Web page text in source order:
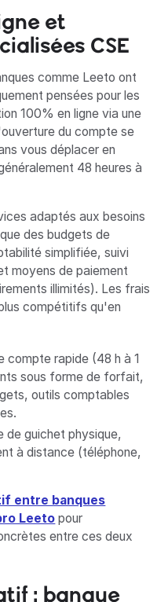
et
CSE
comme Leeto ont
pensées pour les
100% en ligne via une
du compte se
vous déplacer en
48 heures à
adaptés aux besoins
des budgets de
simplifiée, suivi
moyens de paiement
illimités). Les frais
compétitifs qu'en
compte rapide (48 h à 1
sous forme de forfait,
outils comptables
de guichet physique,
à distance (téléphone,
entre banques
Leeto pour
entre ces deux
: banque